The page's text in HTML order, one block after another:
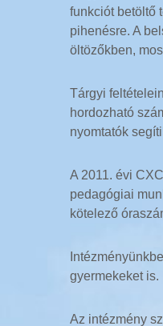
funkciót betöltő
pihenésre. A
öltözőkben,
Tárgyi
hordozható
nyomtatók
A 2011. évi
pedagógiai
kötelező
gyermekeket is.
Az intézmény